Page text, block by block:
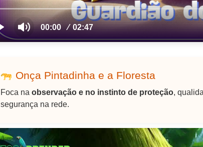
Onça Pintadinha e a Floresta
Foca na observação e no instinto de proteção,
segurança na rede.